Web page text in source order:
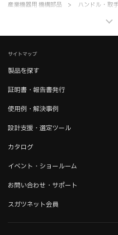
産業機器用 機構部品
>
ハンドル・取
家具金物・建築金物
>
全て（ハンドル・つまみ・ドアハンド
サイトマップ
製品を探す
証明書・報告書発行
使用例・解決事例
設計支援・選定ツール
カタログ
イベント・ショールーム
お問い合わせ・サポート
スガツネット会員